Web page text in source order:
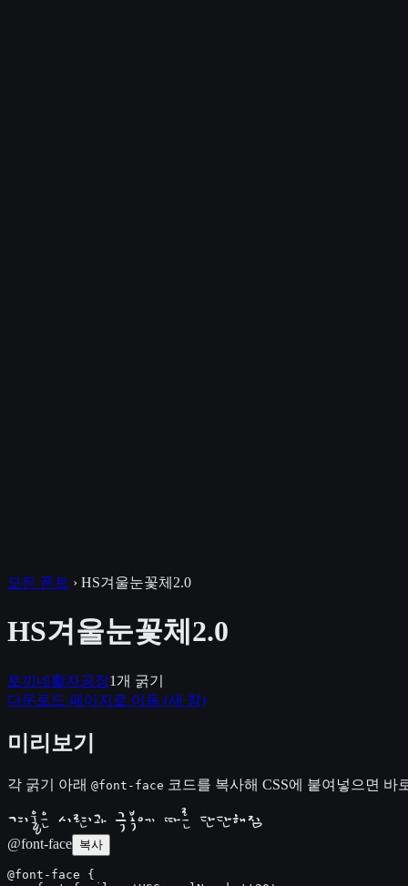
모든 폰트 › HS겨울눈꽃체2.0
HS겨울눈꽃체2.0
토끼네활자공장1 개 굵기
다운로드 페이지로 이동 (새 창)
미리보기
각 굵기 아래 @font-face 코드를 복사해 CSS에 붙여넣으면 바
겨울은 시련과 극복에 따른 단단해짐
@font-face 복사
@font-face {